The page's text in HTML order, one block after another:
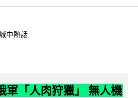
中熱話
軍「人肉狩獵」 無人機